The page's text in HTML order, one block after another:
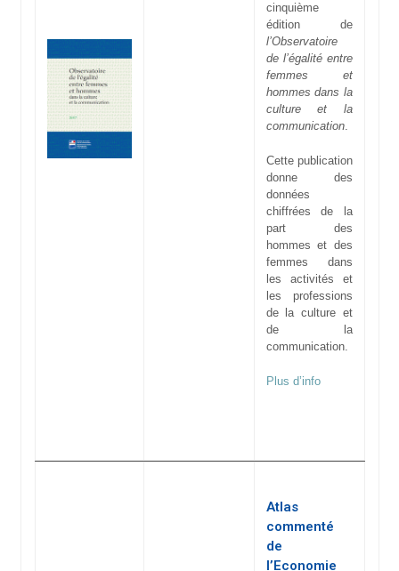
cinquième
édition de
l’Observatoire
de l’égalité entre
femmes et
hommes dans la
culture et la
communication.
Cette publication
donne des
données
chiffrées de la
part des
hommes et des
femmes dans
les activités et
les professions
de la culture et
de la
communication.
Plus d’info
Atlas
commenté
de
l’Economie